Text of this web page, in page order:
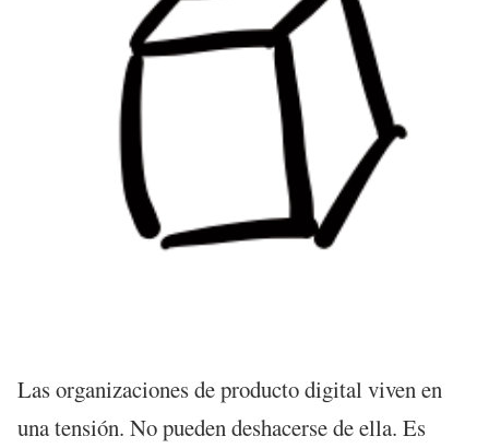
Las organizaciones de producto digital viven en
una tensión. No pueden deshacerse de ella. Es